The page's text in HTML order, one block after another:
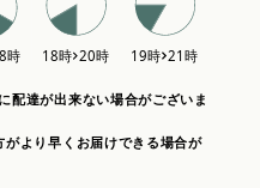
配達が出来ない場合がございま
より早くお届けできる場合が